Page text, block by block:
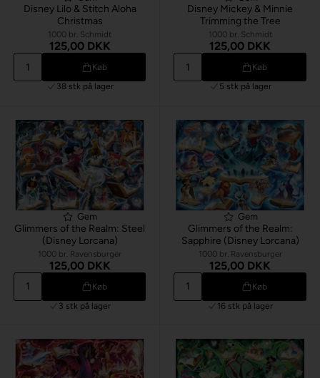
Disney Lilo & Stitch Aloha
Christmas
1000 br. Schmidt
125,00 DKK
Køb
38 stk på lager
Disney Mickey & Minnie
Trimming the Tree
1000 br. Schmidt
125,00 DKK
Køb
5 stk på lager
Gem
Glimmers of the Realm: Steel
(Disney Lorcana)
1000 br. Ravensburger
125,00 DKK
Køb
3 stk på lager
Gem
Glimmers of the Realm:
Sapphire (Disney Lorcana)
1000 br. Ravensburger
125,00 DKK
Køb
16 stk på lager